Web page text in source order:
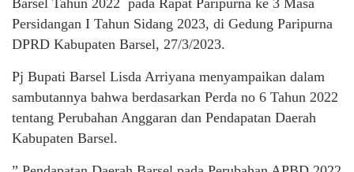
Barsel Tahun 2022 pada Rapat Paripurna ke 3 Masa
Persidangan I Tahun Sidang 2023, di Gedung Paripurna
DPRD Kabupaten Barsel, 27/3/2023.
Pj Bupati Barsel Lisda Arriyana menyampaikan dalam
sambutannya bahwa berdasarkan Perda no 6 Tahun 2022
tentang Perubahan Anggaran dan Pendapatan Daerah
Kabupaten Barsel.